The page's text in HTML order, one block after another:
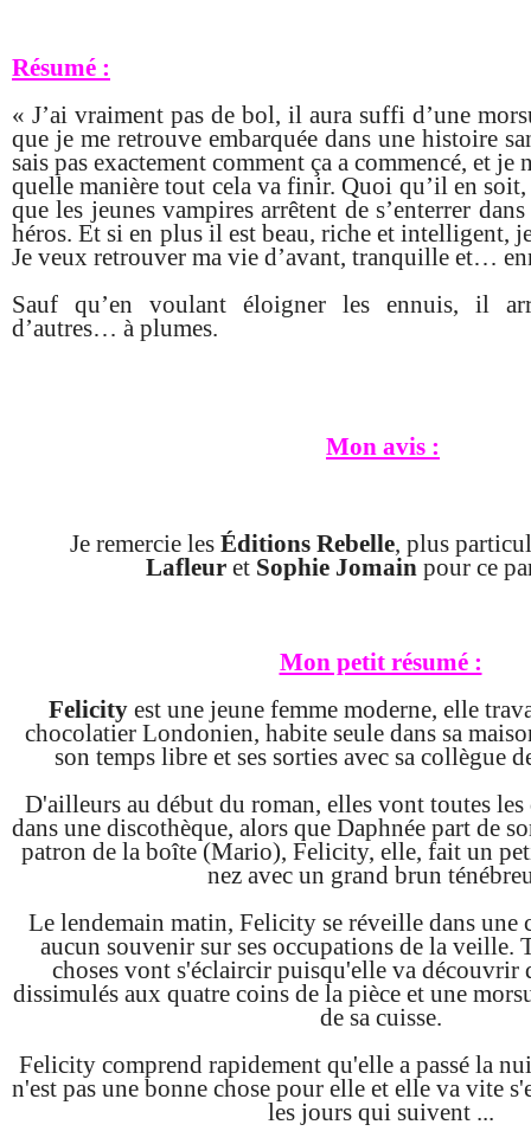
Résumé :
« J’ai vraiment pas de bol, il aura suffi d’une
que je me retrouve embarquée dans une histoire
sais pas exactement comment ça a commencé, et je
quelle manière tout cela va finir. Quoi qu’il en
que les jeunes vampires arrêtent de s’enterrer
héros. Et si en plus il est beau, riche et intelligent,
Je veux retrouver ma vie d’avant, tranquille et…
Sauf qu’en voulant éloigner les ennuis, il
d’autres… à plumes.
Mon avis :
Je remercie les Éditions Rebelle, plus
Lafleuret Sophie Jomain pour ce
Mon petit résumé :
Felicityest une jeune femme moderne, elle
chocolatier Londonien, habite seule dans sa
son temps libre et ses sorties avec sa collègue
D'ailleurs au début du roman, elles vont toutes les
dans une discothèque, alors que Daphnée part de
patron de la boîte (Mario), Felicity, elle, fait un
nez avec un grand brun
Le lendemain matin, Felicity se réveille dans une
aucun souvenir sur ses occupations de la veille.
choses vont s'éclaircir puisqu'elle va découvrir
dissimulés aux quatre coins de la pièce et une
de sa cuisse.
Felicity comprend rapidement qu'elle a passé la
n'est pas une bonne chose pour elle et elle va vite
les jours qui suivent ...